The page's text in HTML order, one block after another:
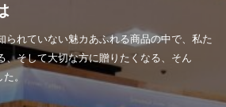
られていない魅カあふれる商品の中で、私た
、そして大切な方に贈りたくなる、そん
。